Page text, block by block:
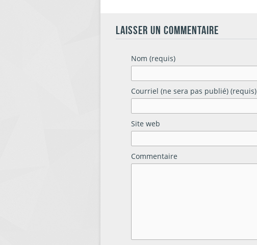
LAISSER UN COMMENTAIRE
Nom (requis)
Courriel (ne sera pas publié) (requis)
Site web
Commentaire